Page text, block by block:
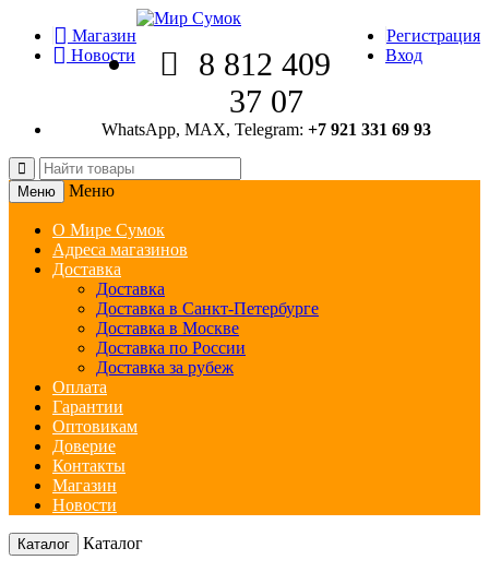
Магазин
Новости
Регистрация
Вход
8 812 409
37 07
WhatsApp, MAX, Telegram: +7 921 331 69 93
Меню Меню
О Мире Сумок
Адреса магазинов
Доставка
Доставка
Доставка в Санкт-Петербурге
Доставка в Москве
Доставка по России
Доставка за рубеж
Оплата
Гарантии
Оптовикам
Доверие
Контакты
Магазин
Новости
Каталог Каталог